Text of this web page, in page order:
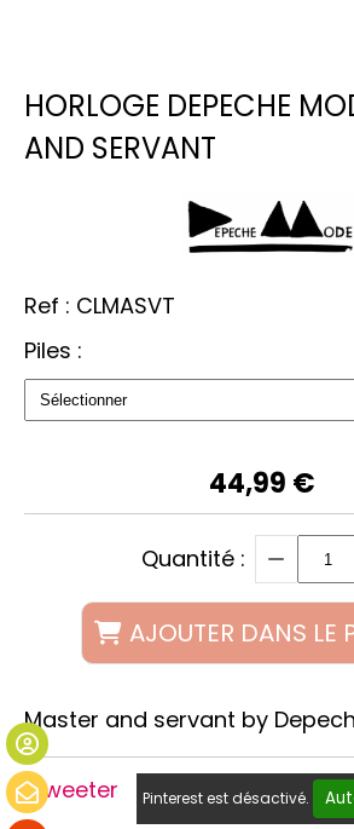
HORLOGE DEPECHE
AND SERVANT
Ref : CLMASVT
Piles :
44,99 €
Quantité :
AJOUTER DANS LE
Master and servant by
Tweeter Pinterest est désactivé.